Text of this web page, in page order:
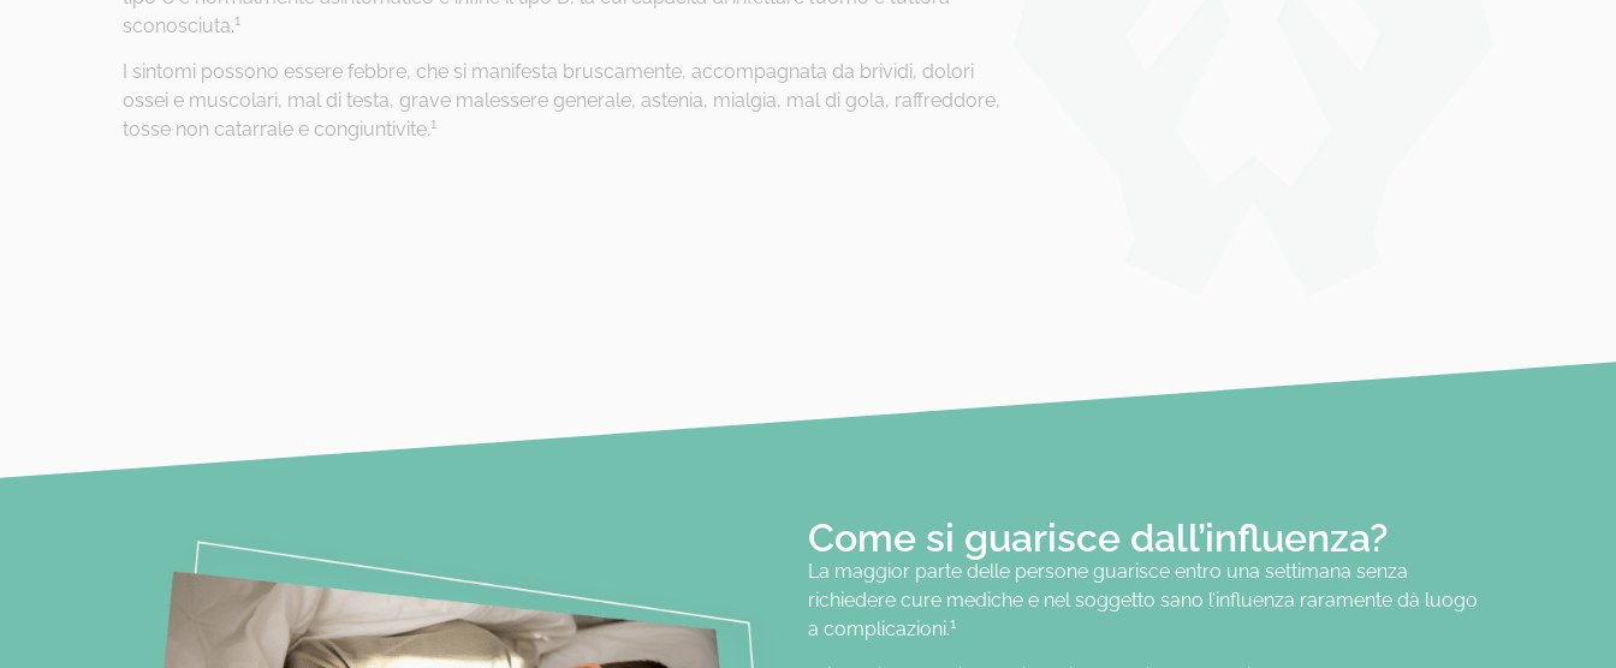
sconosciuta.1
I sintomi possono essere febbre, che si manifesta bruscamente, accompagnata da brividi, dolori
ossei e muscolari, mal di testa, grave malessere generale, astenia, mialgia, mal di gola, raffreddore,
tosse non catarrale e congiuntivite.1
Come si guarisce dall’influenza?
La maggior parte delle persone guarisce entro una settimana senza
richiedere cure mediche e nel soggetto sano l’influenza raramente dà luogo
a complicazioni.1